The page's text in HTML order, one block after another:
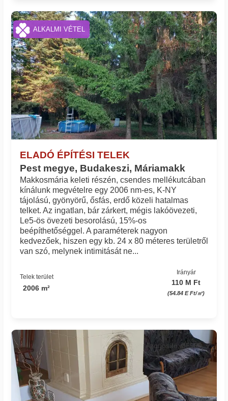
ELADÓ ÉPÍTÉSI TELEK
Pest megye, Budakeszi, Máriamakk
Azonosító: 35642_v
Makkosmária keleti részén, csendes mellékutcában
kínálunk megvételre egy 2006 nm-es, K-NY
tájolású, gyönyörű, ősfás, erdő közeli hatalmas
telket. Az ingatlan, bár zárkert, mégis lakóövezeti,
Le5-ös övezeti besorolású, 15%-os
beépíthetőséggel. A paraméterek nagyon
kedvezőek, hiszen egy kb. 24 x 80 méteres területről
van szó, melynek intimitását ne...
Telek terület
2006 m²
Irányár
110 M Ft
(54.84 E Ft/㎡)
ALKALMI VÉTEL
Azonosító: 35589_v